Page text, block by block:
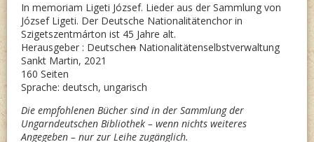
In memoriam Ligeti József. Lieder aus der Sammlung von
József Ligeti. Der Deutsche Nationalitätenchor in
Szigetszentmárton ist 45 Jahre alt.
Herausgeber : Deutschen Nationalitätenselbstverwaltung
Sankt Martin, 2021
160 Seiten
Sprache: deutsch, ungarisch
Die empfohlenen Bücher sind in der Sammlung der
Ungarndeutschen Bibliothek – wenn nichts weiteres
Angegeben – nur zur Leihe zugänglich.